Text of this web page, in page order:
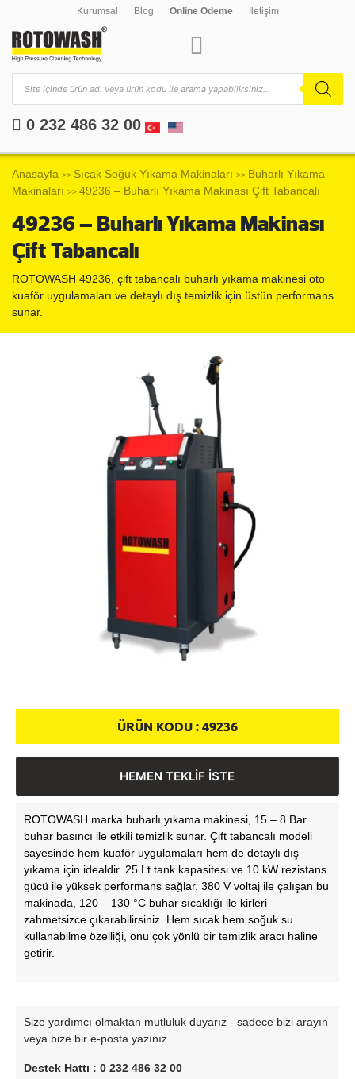
Kurumsal Blog Online Ödeme İletişim
0 232 486 32 00
Anasayfa >> Sıcak Soğuk Yıkama Makinaları >> Buharlı Yıkama
Makinaları >> 49236 – Buharlı Yıkama Makinası Çift Tabancalı
49236 – Buharlı Yıkama Makinası
Çift Tabancalı
ROTOWASH 49236, çift tabancalı buharlı yıkama makinesi oto
kuaför uygulamaları ve detaylı dış temizlik için üstün performans
sunar.
ÜRÜN KODU :49236
HEMEN TEKLİF İSTE
ROTOWASH marka buharlı yıkama makinesi, 15 – 8 Bar
buhar basıncı ile etkili temizlik sunar. Çift tabancalı modeli
sayesinde hem kuaför uygulamaları hem de detaylı dış
yıkama için idealdir. 25 Lt tank kapasitesi ve 10 kW rezistans
gücü ile yüksek performans sağlar. 380 V voltaj ile çalışan bu
makinada, 120 – 130 °C buhar sıcaklığı ile kirleri
zahmetsizce çıkarabilirsiniz. Hem sıcak hem soğuk su
kullanabilme özelliği, onu çok yönlü bir temizlik aracı haline
getirir.
Size yardımcı olmaktan mutluluk duyarız - sadece bizi arayın
veya bize bir e-posta yazınız.
Destek Hattı : 0 232 486 32 00